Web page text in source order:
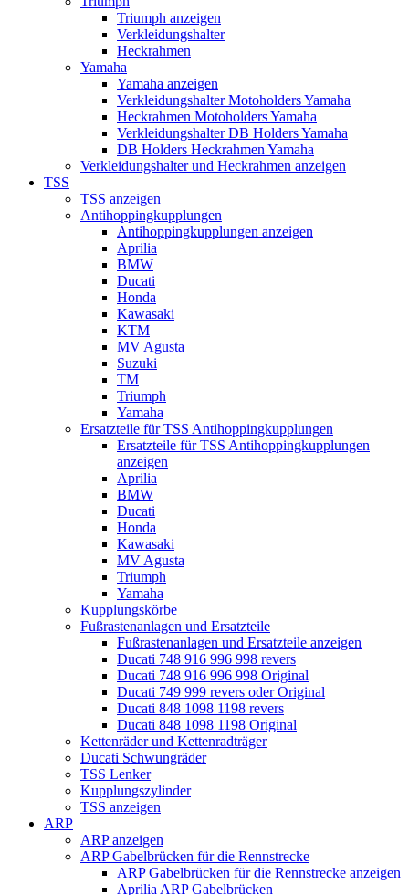
Triumph anzeigen
Verkleidungshalter
Heckrahmen
Yamaha
Yamaha anzeigen
Verkleidungshalter Motoholders Yamaha
Heckrahmen Motoholders Yamaha
Verkleidungshalter DB Holders Yamaha
DB Holders Heckrahmen Yamaha
Verkleidungshalter und Heckrahmen anzeigen
TSS
TSS anzeigen
Antihoppingkupplungen
Antihoppingkupplungen anzeigen
Aprilia
BMW
Ducati
Honda
Kawasaki
KTM
MV Agusta
Suzuki
TM
Triumph
Yamaha
Ersatzteile für TSS Antihoppingkupplungen
Ersatzteile für TSS Antihoppingkupplungen
anzeigen
Aprilia
BMW
Ducati
Honda
Kawasaki
MV Agusta
Triumph
Yamaha
Kupplungskörbe
Fußrastenanlagen und Ersatzteile
Fußrastenanlagen und Ersatzteile anzeigen
Ducati 748 916 996 998 revers
Ducati 748 916 996 998 Original
Ducati 749 999 revers oder Original
Ducati 848 1098 1198 revers
Ducati 848 1098 1198 Original
Kettenräder und Kettenradträger
Ducati Schwungräder
TSS Lenker
Kupplungszylinder
TSS anzeigen
ARP
ARP anzeigen
ARP Gabelbrücken für die Rennstrecke
ARP Gabelbrücken für die Rennstrecke anzeigen
Aprilia ARP Gabelbrücken